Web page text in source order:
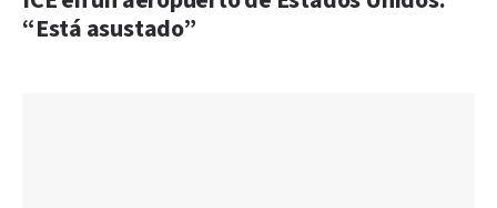
“Está asustado”